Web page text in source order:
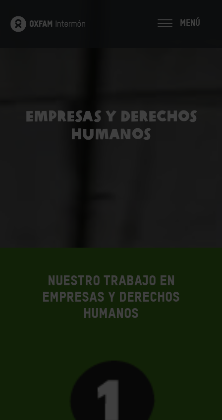
MENÚ
Empresas y Derechos
Humanos
Nuestro trabajo en
empresas y derechos
humanos